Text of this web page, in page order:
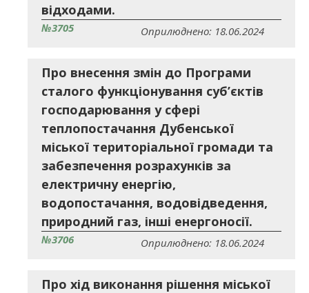
відходами.
№3705 Оприлюднено: 18.06.2024
Про внесення змін до Програми
сталого функціонування суб’єктів
господарювання у сфері
теплопостачання Дубенської
міської територіальної громади та
забезпечення розрахунків за
електричну енергію,
водопостачання, водовідведення,
природний газ, інші енергоносії.
№3706 Оприлюднено: 18.06.2024
Про хід виконання рішення міської